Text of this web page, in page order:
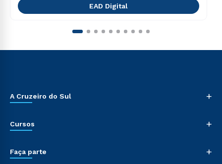
EAD Digital
A Cruzeiro do Sul +
Cursos +
Faça parte +